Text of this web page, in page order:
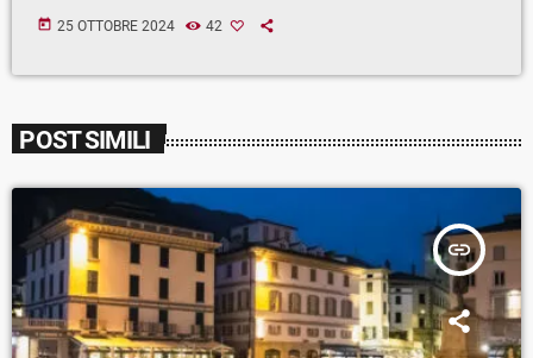
today 25 OTTOBRE 2024 42
POST SIMILI
insert_link